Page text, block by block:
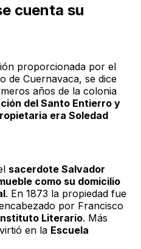
cuenta su
proporcionada por el
de Cuernavaca, se dice
años de la colonia
del Santo Entierro y
era Soledad
sacerdote Salvador
como su domicilio
. En 1873 la propiedad fue
por Francisco
Literario. Más
en la Escuela